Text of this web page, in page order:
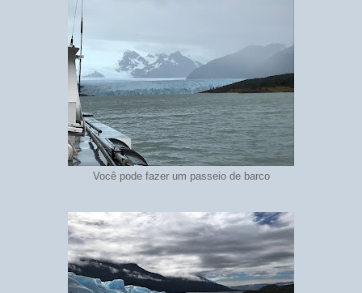
Você pode fazer um passeio de barco